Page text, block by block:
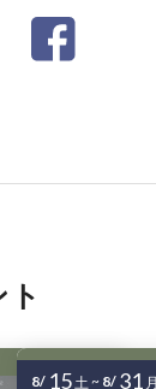
8/ 15土~ 8/ 31 月